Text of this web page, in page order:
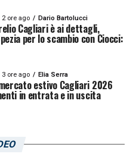
2 ore ago Dario Bartolucci
Cagliari è ai dettagli,
per lo scambio con Ciocci:
3 ore ago Elia Serra
estivo Cagliari 2026
in entrata e in uscita